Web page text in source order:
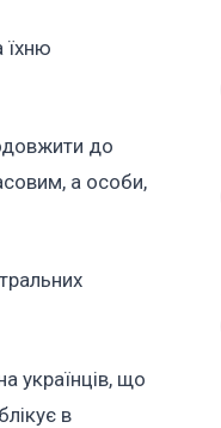
їхню
до
а особи,
українців, що
в